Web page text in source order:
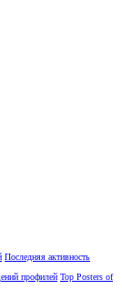
Последняя активность
профилей Top Posters of